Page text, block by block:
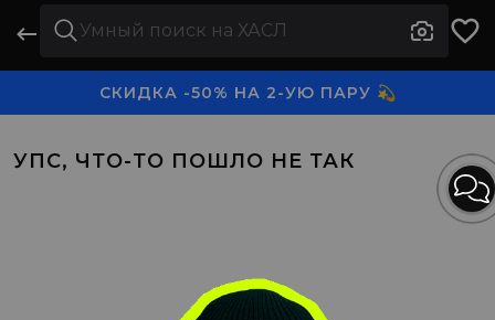
СКИДКА -50% НА 2-УЮ ПАРУ 💫
УПС, ЧТО-ТО ПОШЛО НЕ ТАК